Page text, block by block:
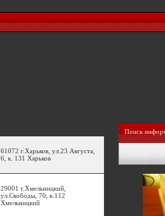
61072 г.Харьков, ул.23 Августа,
6, к. 131 Харьков
29001 г.Хмельницкий,
ул.Свободы, 70, к.112
Хмельницкий
Поиск